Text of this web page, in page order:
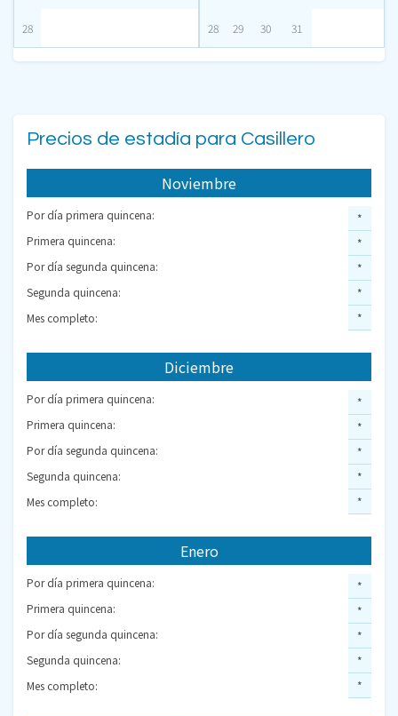
28 28 29 30 31
Precios de estadía para Casillero
Noviembre
Por día primera quincena:
Primera quincena:
Por día segunda quincena:
Segunda quincena:
Mes completo:
*
*
*
*
*
Diciembre
Por día primera quincena:
Primera quincena:
Por día segunda quincena:
Segunda quincena:
Mes completo:
*
*
*
*
*
Enero
Por día primera quincena:
Primera quincena:
Por día segunda quincena:
Segunda quincena:
Mes completo:
*
*
*
*
*